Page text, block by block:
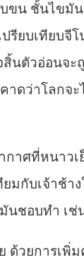
ขน ชั้นไขมั
ปรียบเทียบ
นตัวอ่อนจะ
ดว่าโลกจ
ากาศที่หนา
มกับเจ้าช้า
ชอบทำ เช่
ด้วยการเพิ่